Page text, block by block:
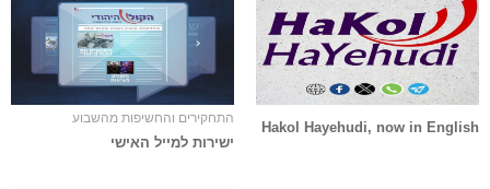
Hakol Hayehudi, now in English
התחקירים והחשיפות מהשבוע
ישירות למייל האישי